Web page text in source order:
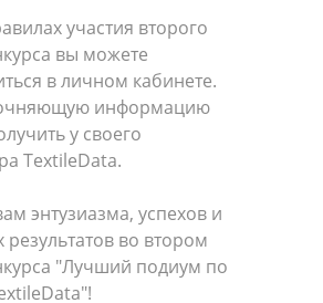
участия второго
вы можете
в личном кабинете.
информацию
у своего
TextileData.
энтузиазма, успехов и
результатов во втором
"Лучший подиум по